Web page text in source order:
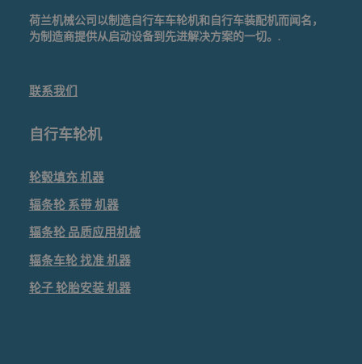
荷兰机械公司以制造自行车车轮机和自行车装配机而闻名，
为制造商提供从启动设备到先进解决方案的一切。.
联系我们
自行车轮机
轮毂填充机器
辐条轮 系带机器
辐条轮 品质应用机械
辐条车轮找准机器
轮子轮胎安装机器